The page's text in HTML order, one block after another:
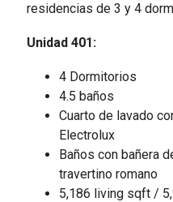
residencias de 3 y 4
Unidad 401:
4 Dormitorios
4.5 baños
Cuarto de lavado
Electrolux
Baños con bañera
travertino romano
5,186 living sqft /